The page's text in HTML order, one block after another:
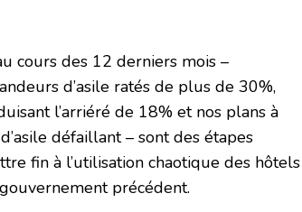
cours des 12 derniers mois –
d’asile ratés de plus de 30%,
l’arriéré de 18% et nos plans à
défaillant – sont des étapes
fin à l’utilisation chaotique des hôtels
précédent.